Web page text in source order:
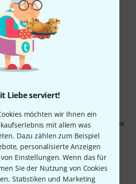
Liebe serviert!
möchten wir Ihnen ein
mit allem was
Dazu zählen zum Beispiel
personalisierte Anzeigen
Einstellungen. Wenn das für
Sie der Nutzung von Cookies
Statistiken und Marketing
für Bariton
paf 18.01.2022
Zeit dafür entschieden, meinen
in Rente zu schicken. Habe
entschieden und bin
vom Gewicht her nur noch die
ist top und es ist genügend
Kann man nur empfehlen.